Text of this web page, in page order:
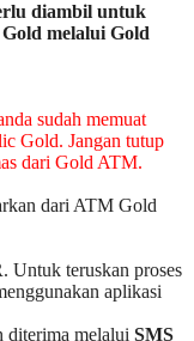
diambil untuk
melalui Gold
sudah memuat
Gold. Jangan tutup
dari Gold ATM.
dari ATM Gold
Untuk teruskan proses
aplikasi
diterima melalui SMS